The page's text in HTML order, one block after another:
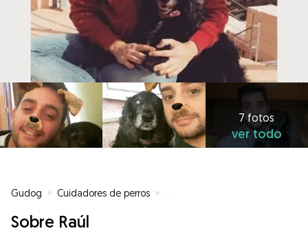
7 fotos
ver todo
Gudog » Cuidadores de perros »
Sobre Raúl